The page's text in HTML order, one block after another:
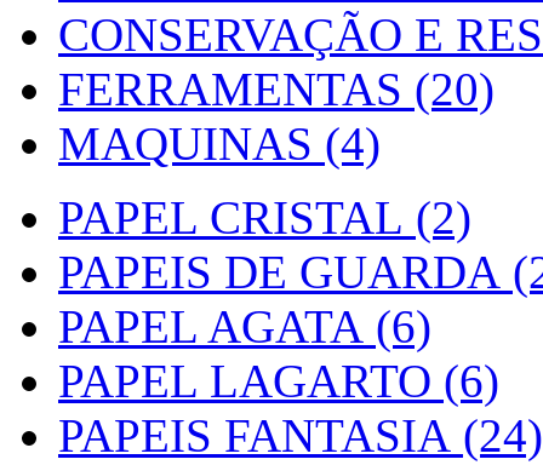
CONSERVAÇÃO E
FERRAMENTAS (20)
MAQUINAS (4)
PAPEL CRISTAL (2)
PAPEIS DE GUARDA
PAPEL AGATA (6)
PAPEL LAGARTO (6)
PAPEIS FANTASIA (24)